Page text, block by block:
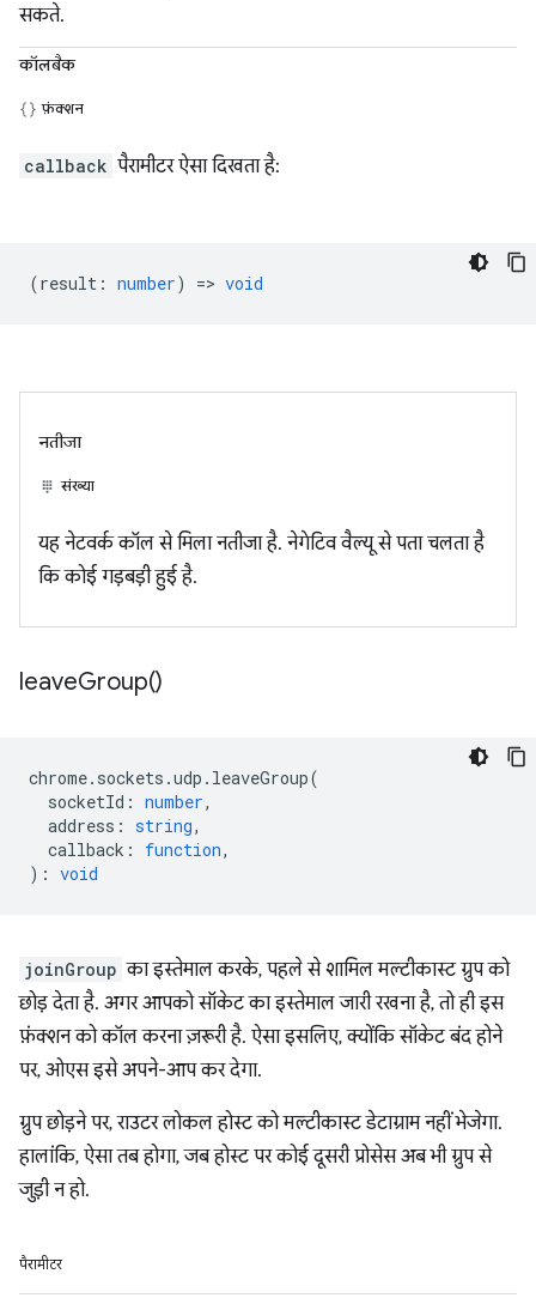
सकते.
कॉलबैक
फ़ंक्शन
callback पैरामीटर ऐसा दिखता है:
(result : number) => void
नतीजा
संख्या
यह नेटवर्क कॉल से मिला नतीजा है. नेगेटिव वैल्यू से पता चलता है
कि कोई गड़बड़ी हुई है.
leaveGroup()
chrome. sockets .udp . leaveGroup(
socketId : number,
address : string,
callback : function,
) : void
joinGroup का इस्तेमाल करके, पहले से शामिल मल्टीकास्ट ग्रुप को
छोड़ देता है. अगर आपको सॉकेट का इस्तेमाल जारी रखना है, तो ही इस
फ़ंक्शन को कॉल करना ज़रूरी है. ऐसा इसलिए, क्योंकि सॉकेट बंद होने
पर, ओएस इसे अपने-आप कर देगा.
ग्रुप छोड़ने पर, राउटर लोकल होस्ट को मल्टीकास्ट डेटाग्राम नहीं भेजेगा.
हालांकि, ऐसा तब होगा, जब होस्ट पर कोई दूसरी प्रोसेस अब भी ग्रुप से
जुड़ी न हो.
पैरामीटर